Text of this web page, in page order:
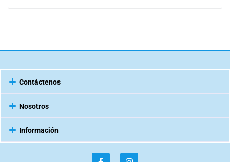
Contáctenos
Nosotros
Información